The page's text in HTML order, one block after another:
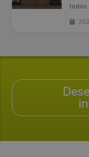
todos